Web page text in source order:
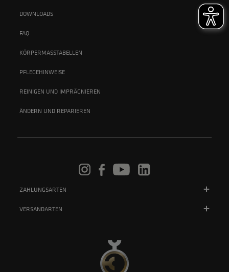
DOWNLOADS
FAQ
KÖRPERMASSTABELLEN
PFLEGEHINWEISE
REINIGEN UND IMPRÄGNIEREN
ÄNDERN UND REPARIEREN
ZAHLUNGSARTEN
VERSANDARTEN